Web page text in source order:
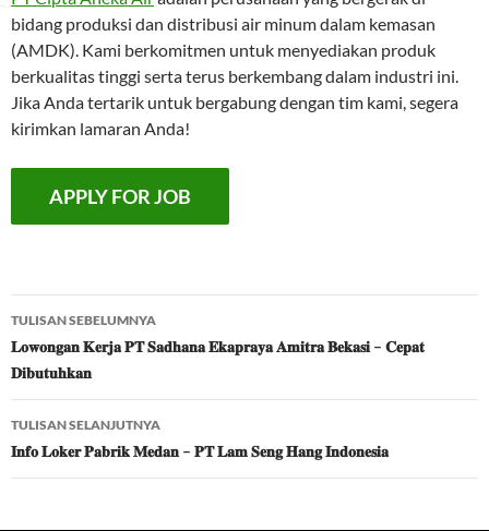
bidang produksi dan distribusi air minum dalam kemasan
(AMDK). Kami berkomitmen untuk menyediakan produk
berkualitas tinggi serta terus berkembang dalam industri ini.
Jika Anda tertarik untuk bergabung dengan tim kami, segera
kirimkan lamaran Anda!
Navigasi
Tulisan
TULISAN SEBELUMNYA
𝐋𝐨𝐰𝐨𝐧𝐠𝐚𝐧 𝐊𝐞𝐫𝐣𝐚 𝐏𝐓 𝐒𝐚𝐝𝐡𝐚𝐧𝐚 𝐄𝐤𝐚𝐩𝐫𝐚𝐲𝐚 𝐀𝐦𝐢𝐭𝐫𝐚 𝐁𝐞𝐤𝐚𝐬𝐢 – 𝐂𝐞𝐩𝐚𝐭
𝐃𝐢𝐛𝐮𝐭𝐮𝐡𝐤𝐚𝐧
TULISAN SELANJUTNYA
𝐈𝐧𝐟𝐨 𝐋𝐨𝐤𝐞𝐫 𝐏𝐚𝐛𝐫𝐢𝐤 𝐌𝐞𝐝𝐚𝐧 – 𝐏𝐓 𝐋𝐚𝐦 𝐒𝐞𝐧𝐠 𝐇𝐚𝐧𝐠 𝐈𝐧𝐝𝐨𝐧𝐞𝐬𝐢𝐚